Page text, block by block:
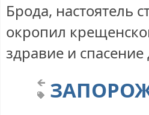
Брода, настоятель
окропил
здравие и